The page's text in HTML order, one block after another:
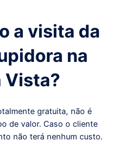
a visita da
na
Vista?
gratuita, não é
de valor. Caso o cliente
não terá nenhum custo.